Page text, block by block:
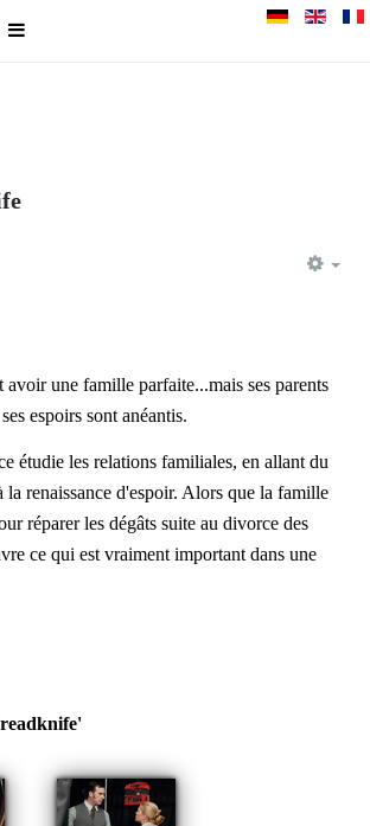
une famille parfaite...mais ses parents
espoirs sont anéantis.
étudie les relations familiales, en allant du
la renaissance d'espoir. Alors que la famille
réparer les dégâts suite au divorce des
ce qui est vraiment important dans une